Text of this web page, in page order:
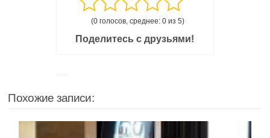
(0 голосов, среднее: 0 из 5)
Поделитесь с друзьями!
Похожие записи: